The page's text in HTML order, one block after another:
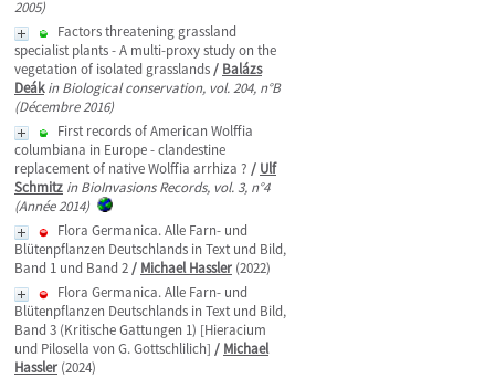
2005)
Factors threatening grassland
specialist plants - A multi-proxy study on the
vegetation of isolated grasslands/ Balázs
Deák in Biological conservation, vol. 204, n°B
(Décembre 2016)
First records of American Wolffia
columbiana in Europe - clandestine
replacement of native Wolffia arrhiza ? / Ulf
Schmitz in BioInvasions Records, vol. 3, n°4
(Année 2014)
Flora Germanica. Alle Farn- und
Blütenpflanzen Deutschlands in Text und Bild,
Band 1 und Band 2/ Michael Hassler (2022)
Flora Germanica. Alle Farn- und
Blütenpflanzen Deutschlands in Text und Bild,
Band 3 (Kritische Gattungen 1) [Hieracium
und Pilosella von G. Gottschlilich] / Michael
Hassler (2024)